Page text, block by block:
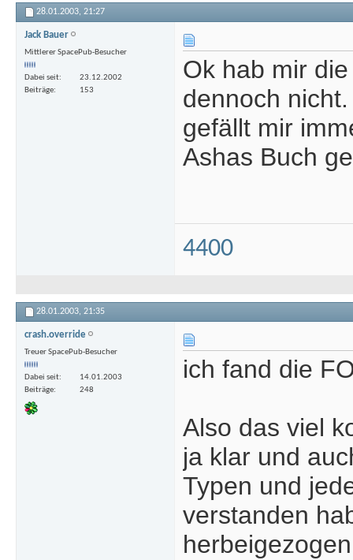
28.01.2003, 21:27
Jack Bauer
Mittlerer SpacePub-Besucher
Dabei seit
23.12.2002
Beiträge
153
Ok hab mir
dennoch
gefällt mir
Ashas Buch
4400
28.01.2003, 21:35
crash.override
Treuer SpacePub-Besucher
Dabei seit
14.01.2003
Beiträge
248
ich fand die
Also das viel
ja klar und
Typen und
verstanden
herbeigezogen